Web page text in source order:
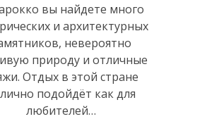
вы найдете много
и архитектурных
невероятно
природу и отличные
Отдых в этой стране
подойдёт как для
любителей…